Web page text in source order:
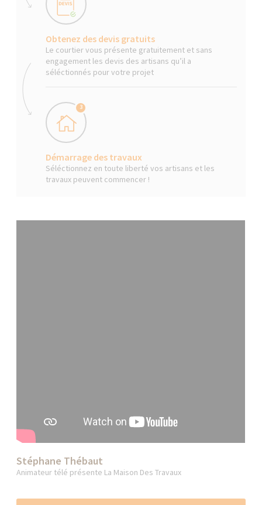
Obtenez des devis gratuits
Le courtier vous présente gratuitement et sans
engagement les devis des artisans qu’il a
séléctionnés pour votre projet
3
Démarrage des travaux
Séléctionnez en toute liberté vos artisans et les
travaux peuvent commencer !
Stéphane Thébaut
Animateur télé présente La Maison Des Travaux